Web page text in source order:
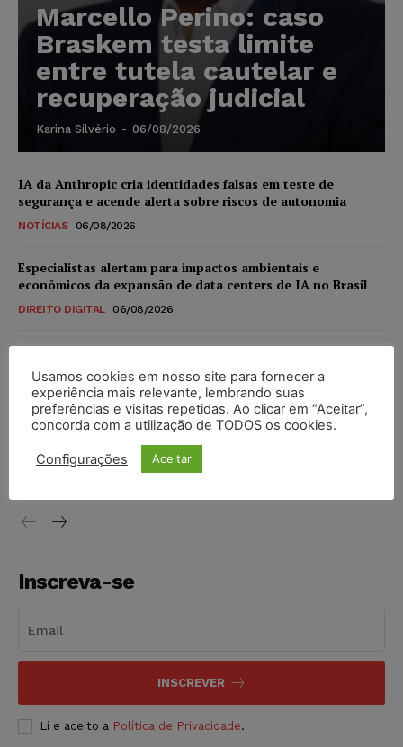
Marcello Perino: caso
Braskem testa limite
entre tutela cautelar e
recuperação judicial
Karina Silvério - 06/08/2026
IA da Anthropic cria identidades falsas em teste de
segurança e acende alerta sobre riscos de autonomia
NOTÍCIAS 06/08/2026
Especialistas alertam para impactos ambientais e
econômicos da expansão de data centers de IA no Brasil
DIREITO DIGITAL 06/08/2026
TSE reforça que sistemas das urnas eletrônicas tornam-se
invioláveis após assinatura digital e lacração
NOTÍCIAS 06/08/2026
STF inicia julgamento sobre constitucionalidade da
proibição dos jogos de azar no Brasil
Inscreva-se
INSCREVER
Li e aceito a Política de Privacidade.
Usamos cookies em nosso site para fornecer a
experiência mais relevante, lembrando suas
preferências e visitas repetidas. Ao clicar em “Aceitar”,
concorda com a utilização de TODOS os cookies.
Configurações Aceitar